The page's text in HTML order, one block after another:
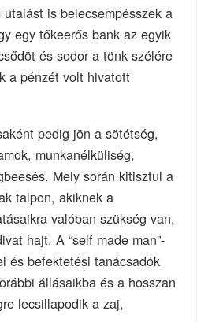
is belecsempésszek a
egy tőkeerős bank az egyik
és sodor a tönk szélére
a pénzét volt hivatott
pedig jön a sötétség,
munkanélküliség,
Mely során kitisztul a
talpon, akiknek a
valóban szükség van,
hajt. A “self made man”-
és befektetési tanácsadók
állásaikba és a hosszan
lecsillapodik a zaj,